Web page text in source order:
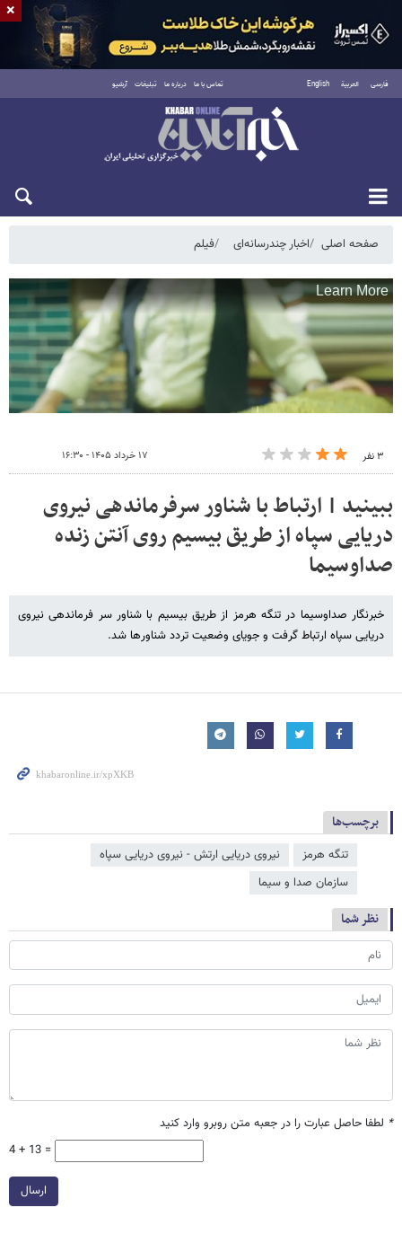
فارسی العربية English تماس با ما درباره ما تبلیغات آرشیو
یکشنبه ۱۸ مرداد ۱۴۰۵
صفحه اصلی اخبار چندرسانه‌ای فیلم
۳ نفر ۱۷ خرداد ۱۴۰۵ - ۱۶:۳۰
ببینید | ارتباط با شناور سرفرماندهی نیروی
دریایی سپاه از طریق بیسیم روی آنتن زنده
صداوسیما
خبرنگار صداوسیما در تنگه هرمز از طریق بیسیم با شناور سر فرماندهی نیروی
دریایی سپاه ارتباط گرفت و جویای وضعیت تردد شناورها شد.
برچسب‌ها
تنگه هرمز
نیروی دریایی ارتش - نیروی دریایی سپاه
سازمان صدا و سیما
نظر شما
* لطفا حاصل عبارت را در جعبه متن روبرو وارد کنید
4 + 13 =
ارسال
×